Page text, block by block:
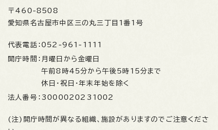
〒460-8508
愛知県名古屋市中区三の丸三丁目1番1号
代表電話： 052-961-1111
開庁時間： 月曜日から金曜日
午前8時45分から午後5時15分まで
休日・祝日・年末年始を除く
法人番号： 3000020231002
(注)開庁時間が異なる組織、施設がありますのでご注意くださ